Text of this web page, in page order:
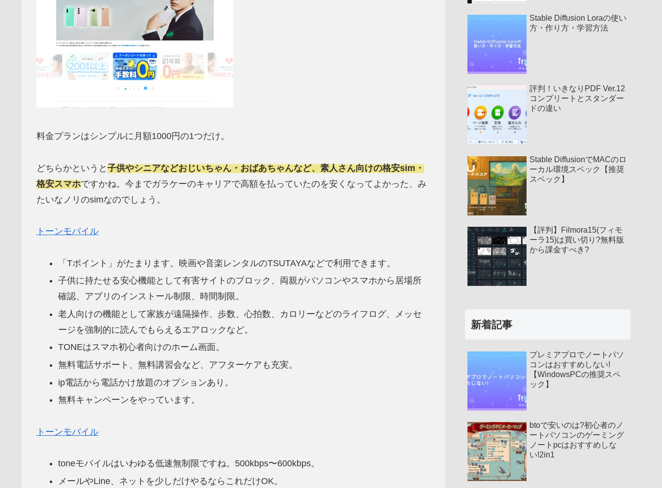
料金プランはシンプルに月額1000円の1つだけ。
どちらかというと 子供やシニアなどおじいちゃん・おばあちゃんなど、素人さん向けの格安sim・
格安スマホですかね。今までガラケーのキャリアで高額を払っていたのを安くなってよかった、み
たいなノリのsimなのでしょう。
トーンモバイル
「Tポイント」がたまります。映画や音楽レンタルのTSUTAYAなどで利用できます。
子供に持たせる安心機能として有害サイトのブロック、両親がパソコンやスマホから居場所
確認、アプリのインストール制限、時間制限。
老人向けの機能として家族が遠隔操作、歩数、心拍数、カロリーなどのライフログ、メッセ
ージを強制的に読んでもらえるエアロックなど。
TONEはスマホ初心者向けのホーム画面。
無料電話サポート、無料講習会など、アフターケアも充実。
ip電話から電話かけ放題のオプションあり。
無料キャンペーンをやっています。
トーンモバイル
toneモバイルはいわゆる低速無制限ですね。500kbps〜600kbps。
メールやLine、ネットを少しだけやるならこれだけOK。
Stable Diffusion Loraの使い
方・作り方・学習方法
評判！いきなりPDF Ver.12
コンプリートとスタンダー
ドの違い
Stable DiffusionでMACのロ
ーカル環境スペック【推奨
スペック】
【評判】Filmora15(フィモ
ーラ15)は買い切り?無料版
から課金すべき?
新着記事
プレミアプロでノートパソ
コンはおすすめしない!
【WindowsPCの推奨スペ
ック】
btoで安いのは?初心者のノ
ートパソコンのゲーミング
ノートpcはおすすめしな
い!2in1